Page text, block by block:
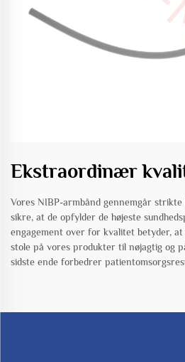
Ekstraordinær
Vores NIBP-armbånd gennemgår
sikre, at de opfylder de højeste
engagement over for kvalitet betyder, at
stole på vores produkter til nøjagtig og
sidste ende forbedrer